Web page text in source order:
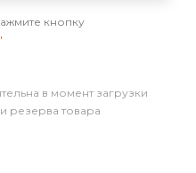
кнопку
в момент загрузки
резерва товара